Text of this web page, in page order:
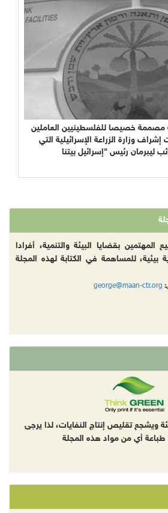
مصممة خصيصا للفلسطينيين العاملين
وزارة الزراعة الإسرائيلية التي
بقضايا البيئة والتنمية، أفرادا
بيئية، للمساهمة في الكتابة لهذه المجلة
george@maan-ctr.org
ويشجع تقليص إنتاج النفايات، لذا يرجى
طباعة أي من مواد هذه المجلة